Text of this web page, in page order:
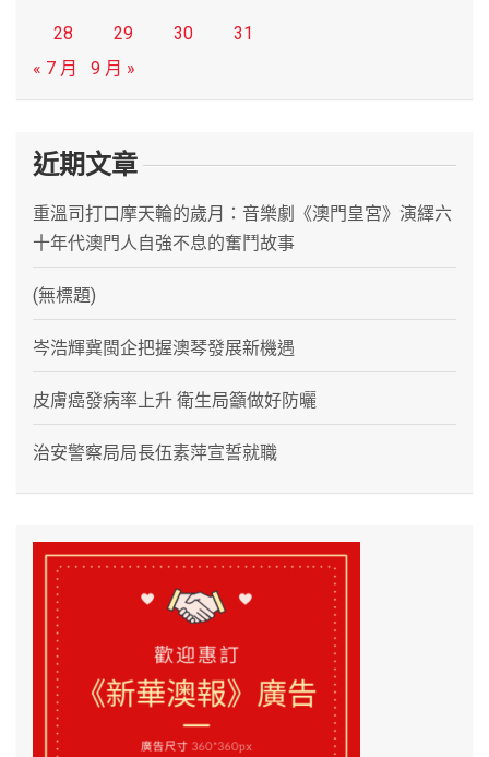
28
29 30
31
« 7 月
9 月 »
近期文章
重溫司打口摩天輪的歲月：音樂劇《澳門皇宮》演繹六
十年代澳門人自強不息的奮鬥故事
(無標題)
岑浩輝冀閩企把握澳琴發展新機遇
皮膚癌發病率上升 衛生局籲做好防曬
治安警察局局長伍素萍宣誓就職